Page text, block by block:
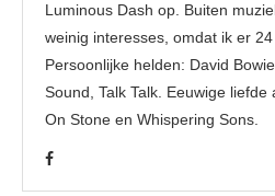
Luminous Dash op. Buiten
weinig interesses, omdat ik er
Persoonlijke helden: David
Sound, Talk Talk. Eeuwige liefde
On Stone en Whispering Sons.